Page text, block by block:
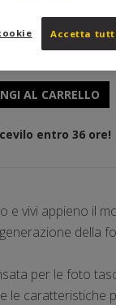
AL CARRELLO
entro 36 ore!
e vivi appieno il
della
per le foto
le caratteristiche
Accetta